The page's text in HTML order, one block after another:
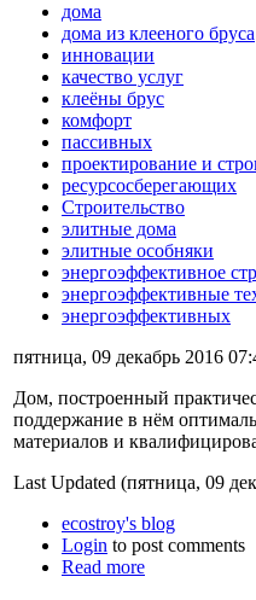
дома
дома из клееного бруса
инновации
качество услуг
клеёны брус
комфорт
пассивных
проектирование и
ресурсосберегающих
Строительство
элитные дома
элитные особняки
энергоэффективное
энергоэффективные
энергоэффективных
пятница, 09 декабрь 2016
Дом, построенный
поддержание в нём
материалов и
Last Updated (пятница, 09
ecostroy's blog
Login to post comments
Read more